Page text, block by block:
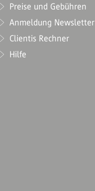
Preise und Gebühren
Anmeldung Newsletter
Clientis Rechner
Hilfe